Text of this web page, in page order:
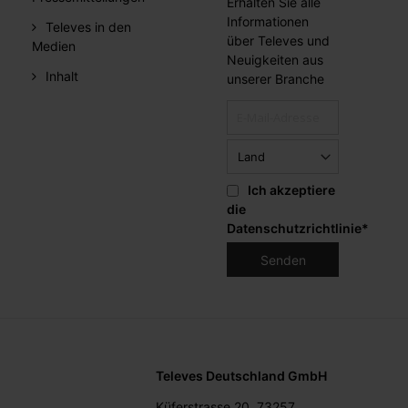
Televes in den
Medien
Inhalt
Informationen
über Televes und
Neuigkeiten aus
unserer Branche
Ich akzeptiere
die
Datenschutzrichtlinie*
Televes Deutschland GmbH